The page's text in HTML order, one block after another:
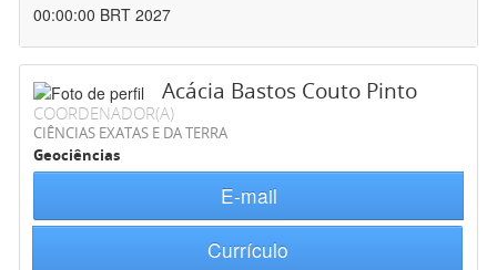
00:00:00 BRT 2027
Acácia Bastos Couto Pinto
COORDENADOR(A)
CIÊNCIAS EXATAS E DA TERRA
Geociências
E-mail
Currículo